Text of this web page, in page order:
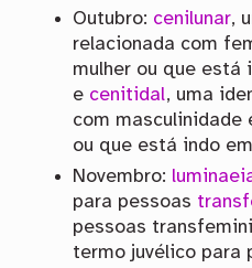
Outubro: cenilunar,
relacionada com
mulher ou que está
e cenitidal, uma
com masculinidade
ou que está indo
Novembro:
para pessoas
pessoas
termo juvélico para